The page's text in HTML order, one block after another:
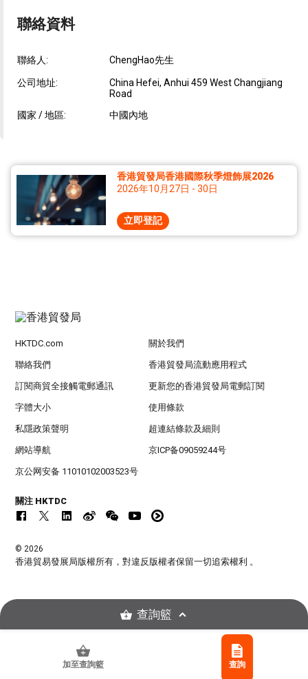
聯絡資料
聯絡人: ChengHao先生
公司地址:
China Hefei, Anhui 459 West Changjiang
Road
國家 / 地區:
中國內地
香港貿發局香港國際秋季燈飾展2026
2026年10月27日 - 30日
立即登記
加至查詢籃 查詢
HKTDC.com 關於我們
聯絡我們 香港貿發局流動應用程式
訂閱商貿全接觸電郵通訊 更新您的香港貿發局電郵訂閱
字體大小 使用條款
私隱政策聲明 超連結條款及細則
網站導航 京ICP备09059244号
京公网安备 11010102003523号
關注 HKTDC
© 2026
香港貿易發展局版權所有，對違反版權者保留一切追索權利 。
查詢籃